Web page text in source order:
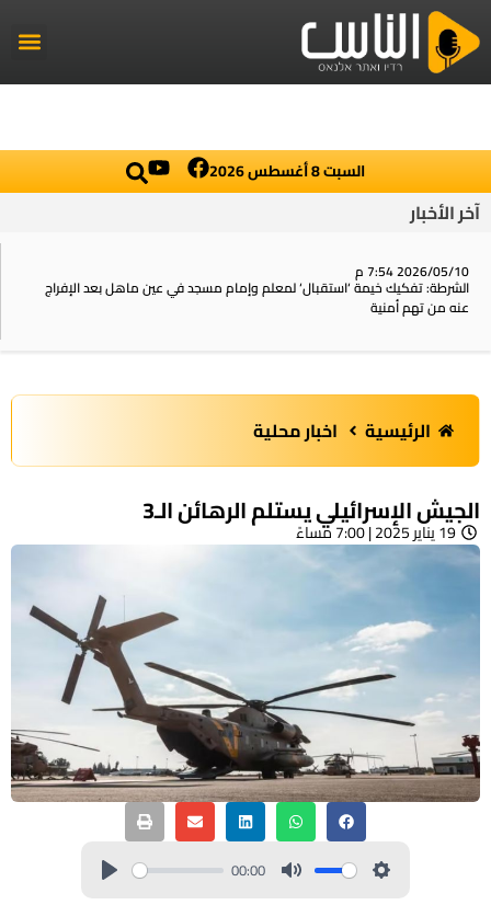
السبت 8 أغسطس 2026
آخر الأخبار
2026/05/10 7:54 م
الشرطة: تفكيك خيمة ‘استقبال‘ لمعلم وإمام مسجد في عين ماهل بعد الإفراج
عنه من تهم أمنية
الرئيسية اخبار محلية
الجيش الإسرائيلي يستلم الرهائن الـ3
19 يناير 2025 | 7:00 مساءً
00:00